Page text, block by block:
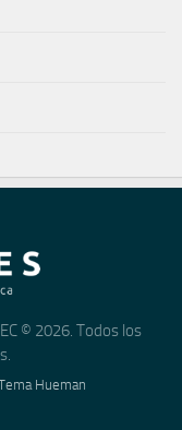
© 2026. Todos los
Hueman